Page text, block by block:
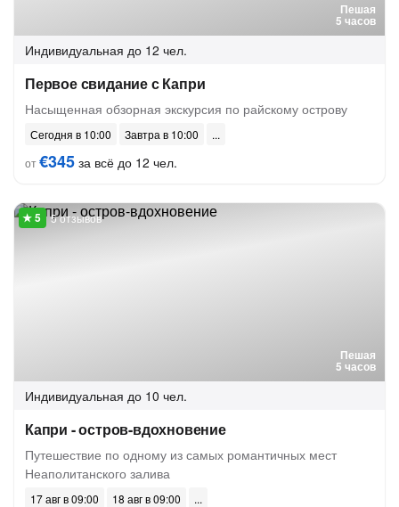
Пешая
5 часов
Индивидуальная до 12 чел.
Первое свидание с Капри
Насыщенная обзорная экскурсия по райскому острову
Сегодня в 10:00
Завтра в 10:00
от€345 за всё до 12 чел.
Пешая
5 часов
5 отзывов
Индивидуальная до 10 чел.
Капри - остров-вдохновение
Путешествие по одному из самых романтичных мест
Неаполитанского залива
17 авг в 09:00
18 авг в 09:00